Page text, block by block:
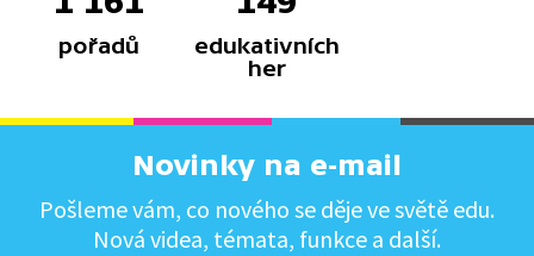
pořadů
edukativních
her
Novinky na e-mail
Pošleme vám, co nového se děje ve světě edu.
Nová videa, témata, funkce a další.